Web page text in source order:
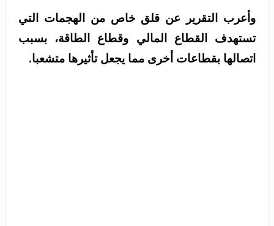
وأعرب التقرير عن قلق خاص من الهجمات التي
تستهدف القطاع المالي وقطاع الطاقة، بسبب
اتصالها بقطاعات أخرى مما يجعل تأثيرها متشعبا.